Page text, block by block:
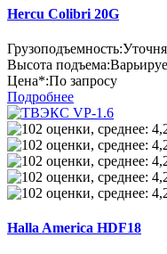
Hercu Colibri 20G
Грузоподъемность:
Высота подъема:
Цена*:По запросу
Подробнее
Halla America HDF18